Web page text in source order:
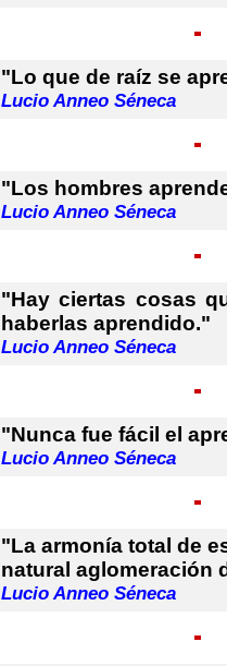
"Lo que de raíz se
Lucio Anneo Séneca
"Los hombres
Lucio Anneo Séneca
"Hay ciertas cosas
haberlas aprendido."
Lucio Anneo Séneca
"Nunca fue fácil el
Lucio Anneo Séneca
"La armonía total de
natural aglomeración
Lucio Anneo Séneca